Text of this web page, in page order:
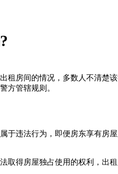
租房间的情况，多数人不清
方管辖规则。
违法行为，即便房东享有房
得房屋独占使用的权利，出